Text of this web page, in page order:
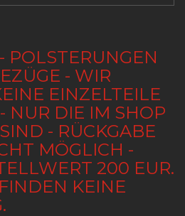
POLSTERUNGEN
- WIR
EINZELTEILE
NUR DIE IM SHOP
- RÜCKGABE
MÖGLICH -
200 EUR.
KEINE